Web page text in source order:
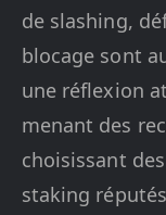
de slashing,
blocage sont
une réflexion
menant des
choisissant
staking